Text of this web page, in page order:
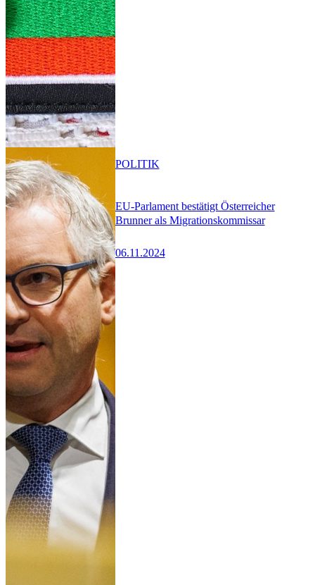
EU-Parlament bestätigt Österreicher
Brunner als Migrationskommissar
06.11.2024
POLITIK